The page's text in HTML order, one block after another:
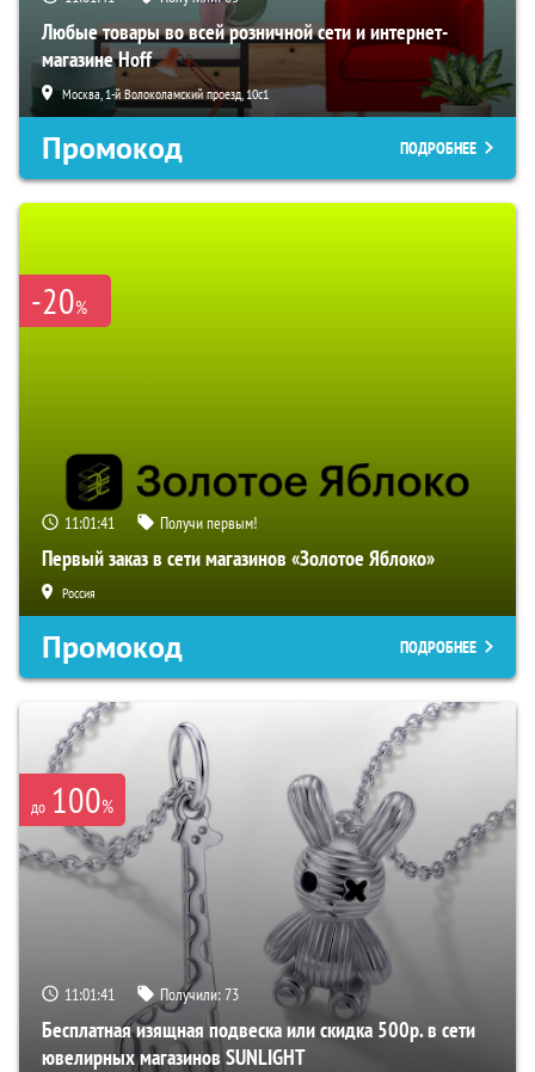
Любые товары во всей розничной сети и интернет-
магазине Hoff
Москва, 1-й Волоколамский проезд, 10с1
Промокод ПОДРОБНЕЕ
-20%
11:01:40 Получи первым!
Первый заказ в сети магазинов «Золотое Яблоко»
Россия
Промокод ПОДРОБНЕЕ
до 100%
11:01:40 Получили:73
Бесплатная изящная подвеска или скидка 500р. в сети
ювелирных магазинов SUNLIGHT